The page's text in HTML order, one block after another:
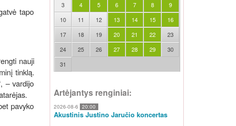
tapo
nauji
tinklą.
– vardijo
pavyko
3
4 5 6 7 8
9
10
11 12 13 14 15
16
17
18 19 20 21 22
23
24
25 26 27 28 29
30
31
Artėjantys renginiai:
2026-08-6 20:00
Akustinis Justino Jaručio koncertas